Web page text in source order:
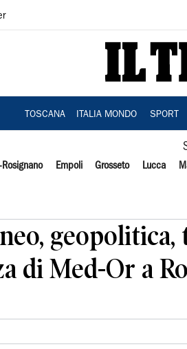
TOSCANA ITALIA MONDO SPORT
Empoli Grosseto Lucca
geopolitica,
di Med-Or a